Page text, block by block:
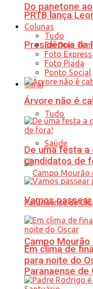
PRTB lança
Presidência da
Geral
Tudo
Saúde
Campo
Paranaense
Do panetone
Colunas
Tudo
Em Dois
Foto
Foto Piada
Ponto Social
Árvore não é
De uma festa a
candidatos de
Vamos
Em clima de
para noite do